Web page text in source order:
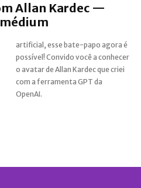
Allan Kardec —
OpenAI.